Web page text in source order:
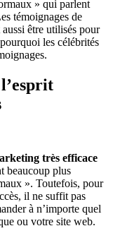
» qui parlent
témoignages de
être utilisés pour
les célébrités
très efficace
beaucoup plus
». Toutefois, pour
il ne suffit pas
à n’importe quel
ou votre site web.